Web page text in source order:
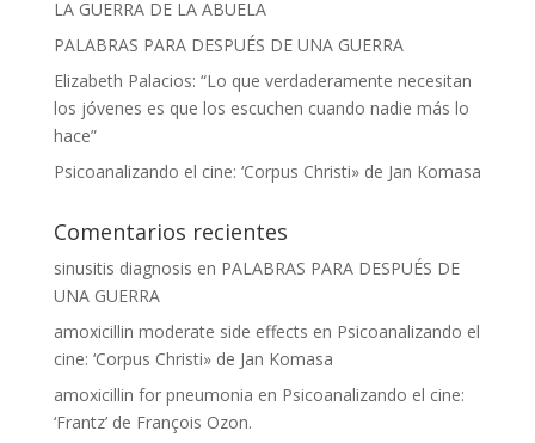
LA GUERRA DE LA ABUELA
PALABRAS PARA DESPUÉS DE UNA GUERRA
Elizabeth Palacios: “Lo que verdaderamente necesitan
los jóvenes es que los escuchen cuando nadie más lo
hace”
Psicoanalizando el cine: ‘Corpus Christi» de Jan Komasa
Comentarios recientes
sinusitis diagnosis en PALABRAS PARA DESPUÉS DE
UNA GUERRA
amoxicillin moderate side effects en Psicoanalizando el
cine: ‘Corpus Christi» de Jan Komasa
amoxicillin for pneumonia en Psicoanalizando el cine:
‘Frantz’ de François Ozon.